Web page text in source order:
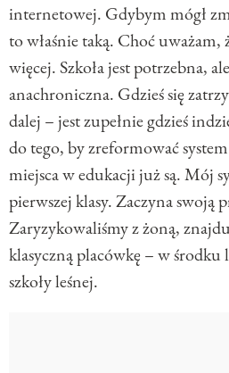
internetowej. Gdybym mógł
to właśnie taką. Choć uważam,
więcej. Szkoła jest potrzebna,
anachroniczna. Gdzieś się
dalej – jest zupełnie gdzieś
do tego, by zreformować
miejsca w edukacji już są. Mój
pierwszej klasy. Zaczyna swoją
Zaryzykowaliśmy z żoną,
klasyczną placówkę – w środku
szkoły leśnej.